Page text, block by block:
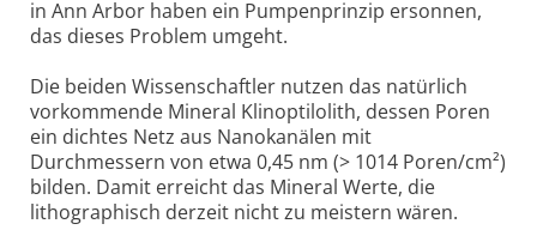
in Ann Arbor haben ein Pumpenprinzip ersonnen,
das dieses Problem umgeht.
Die beiden Wissenschaftler nutzen das natürlich
vorkommende Mineral Klinoptilolith, dessen Poren
ein dichtes Netz aus Nanokanälen mit
Durchmessern von etwa 0,45 nm (> 1014 Poren/cm²)
bilden. Damit erreicht das Mineral Werte, die
lithographisch derzeit nicht zu meistern wären.